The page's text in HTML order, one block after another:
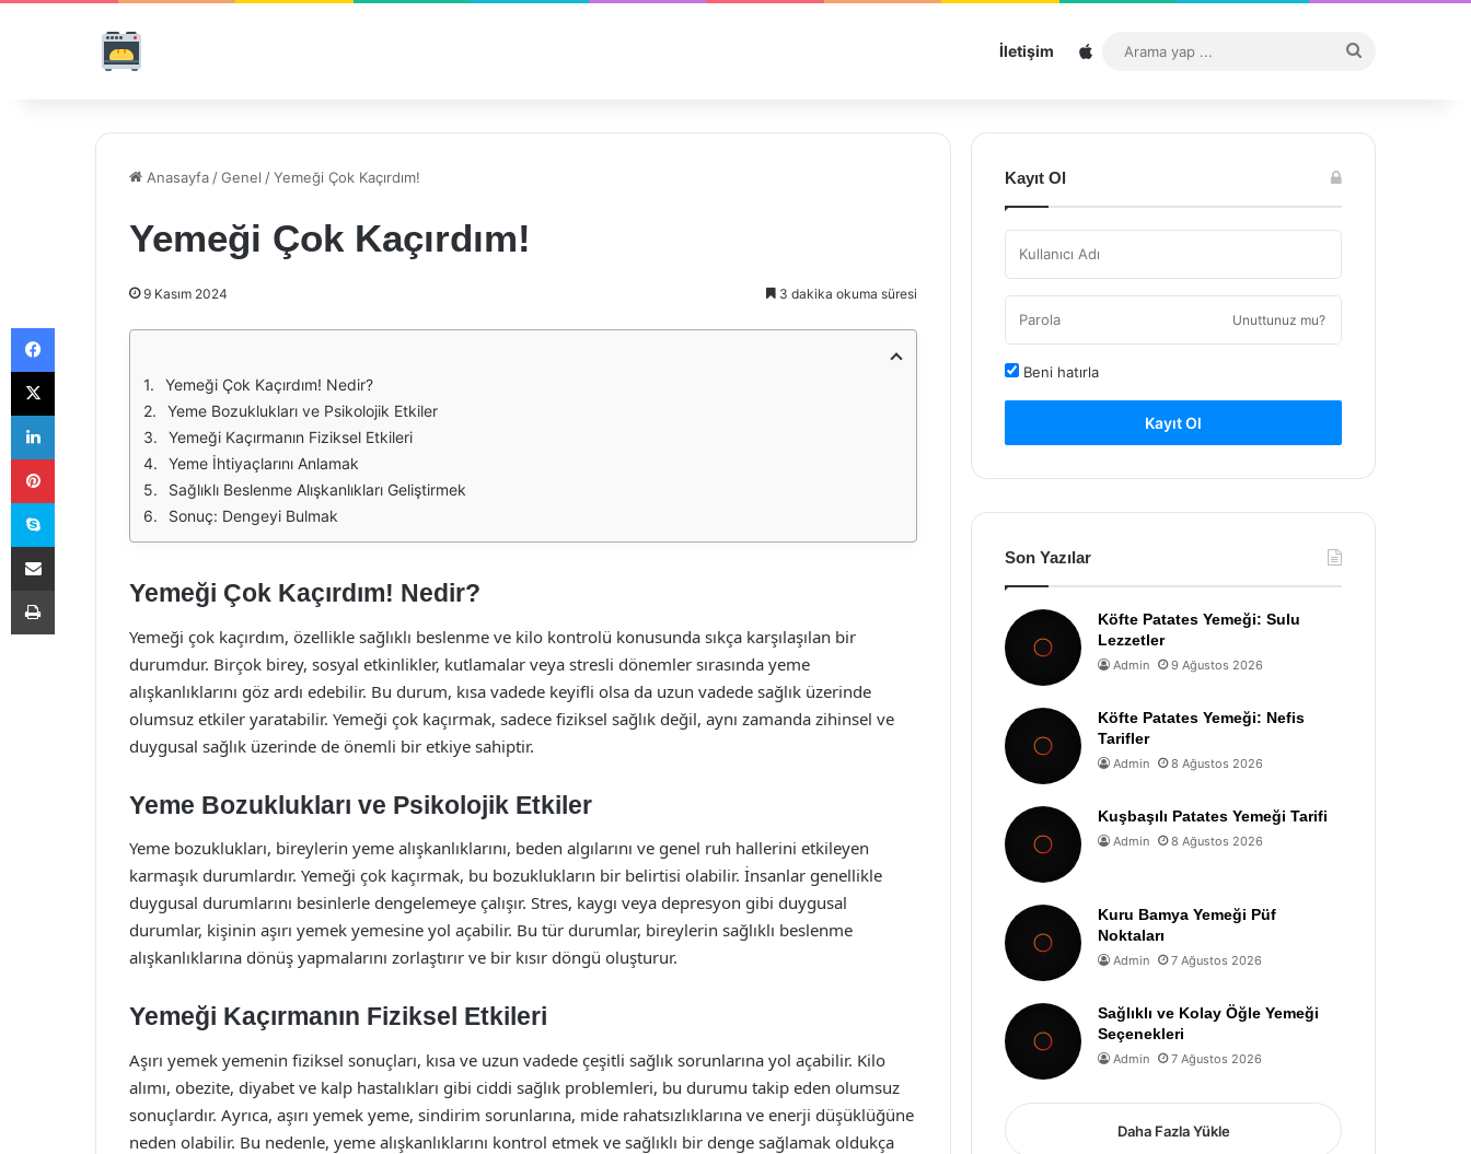
İletişim Sitemap
...
Anasayfa /Genel /Yemeği Çok Kaçırdım!
Yemeği Çok Kaçırdım!
9 Kasım 2024 3 dakika okuma süresi
Yemeği Çok Kaçırdım! Nedir?
Yeme Bozuklukları ve Psikolojik Etkiler
Yemeği Kaçırmanın Fiziksel Etkileri
Yeme İhtiyaçlarını Anlamak
Sağlıklı Beslenme Alışkanlıkları Geliştirmek
Sonuç: Dengeyi Bulmak
Yemeği Çok Kaçırdım! Nedir?
Yemeği çok kaçırdım, özellikle sağlıklı beslenme ve kilo kontrolü konusunda sıkça karşılaşılan bir
durumdur. Birçok birey, sosyal etkinlikler, kutlamalar veya stresli dönemler sırasında yeme
alışkanlıklarını göz ardı edebilir. Bu durum, kısa vadede keyifli olsa da uzun vadede sağlık üzerinde
olumsuz etkiler yaratabilir. Yemeği çok kaçırmak, sadece fiziksel sağlık değil, aynı zamanda zihinsel ve
duygusal sağlık üzerinde de önemli bir etkiye sahiptir.
Yeme Bozuklukları ve Psikolojik Etkiler
Yeme bozuklukları, bireylerin yeme alışkanlıklarını, beden algılarını ve genel ruh hallerini etkileyen
karmaşık durumlardır. Yemeği çok kaçırmak, bu bozuklukların bir belirtisi olabilir. İnsanlar genellikle
duygusal durumlarını besinlerle dengelemeye çalışır. Stres, kaygı veya depresyon gibi duygusal
durumlar, kişinin aşırı yemek yemesine yol açabilir. Bu tür durumlar, bireylerin sağlıklı beslenme
alışkanlıklarına dönüş yapmalarını zorlaştırır ve bir kısır döngü oluşturur.
Yemeği Kaçırmanın Fiziksel Etkileri
Aşırı yemek yemenin fiziksel sonuçları, kısa ve uzun vadede çeşitli sağlık sorunlarına yol açabilir. Kilo
alımı, obezite, diyabet ve kalp hastalıkları gibi ciddi sağlık problemleri, bu durumu takip eden olumsuz
sonuçlardır. Ayrıca, aşırı yemek yeme, sindirim sorunlarına, mide rahatsızlıklarına ve enerji düşüklüğüne
neden olabilir. Bu nedenle, yeme alışkanlıklarını kontrol etmek ve sağlıklı bir denge sağlamak oldukça
Kayıt Ol
Unuttunuz mu?
Beni hatırla
Kayıt Ol
Son Yazılar
Köfte Patates Yemeği: Sulu
Lezzetler
Admin 9 Ağustos 2026
Köfte Patates Yemeği: Nefis
Tarifler
Admin 8 Ağustos 2026
Kuşbaşılı Patates Yemeği Tarifi
Admin 8 Ağustos 2026
Kuru Bamya Yemeği Püf
Noktaları
Admin 7 Ağustos 2026
Sağlıklı ve Kolay Öğle Yemeği
Seçenekleri
Admin 7 Ağustos 2026
Daha Fazla Yükle
Facebook
X
LinkedIn
Pinterest
Skype
E-Posta ile paylaş